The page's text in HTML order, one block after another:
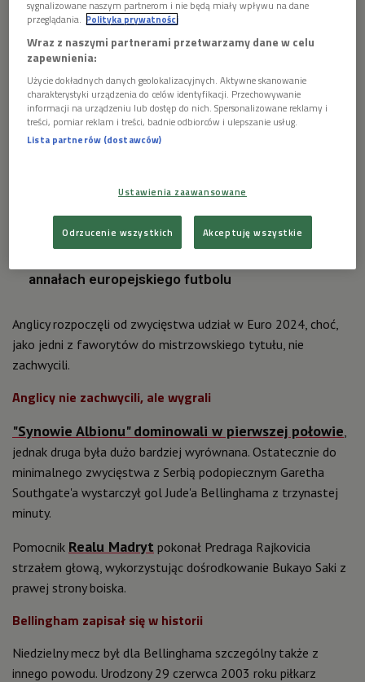
Jude Bellingham cieszy się z gola
zdobytego w meczu Anglii z Serbią
Foto:
PAP/EPA/CHRISTOPHER
Europy od wygranej, choć do zachwytów nad grą
"Synów Albionu" daleko
Powody do radości ma natomiast Jude
annałach europejskiego futbolu
Anglicy rozpoczęli od zwycięstwa udział w Euro 2024, choć,
jako jedni z faworytów do mistrzowskiego tytułu, nie
zachwycili.
Anglicy nie zachwycili, ale wygrali
"Synowie Albionu" dominowali w pierwszej połowie
jednak druga była dużo bardziej wyrównana. Ostatecznie do
minimalnego zwycięstwa z Serbią podopiecznym Garetha
Southgate'a wystarczył gol Jude'a Bellinghama z trzynastej
minuty.
Pomocnik Realu Madryt pokonał Predraga Rajkovicia
strzałem głową, wykorzystując dośrodkowanie Bukayo Saki z
prawej strony boiska.
Bellingham zapisał się w historii
Niedzielny mecz był dla Bellinghama szczególny także z
innego powodu. Urodzony 29 czerwca 2003 roku piłkarz
sygnalizowane naszym partnerom i nie będą miały wpływu na dane
przeglądania. Polityka prywatności
Wraz z naszymi partnerami przetwarzamy dane w celu
zapewnienia:
Użycie dokładnych danych geolokalizacyjnych. Aktywne skanowanie
charakterystyki urządzenia do celów identyfikacji. Przechowywanie
informacji na urządzeniu lub dostęp do nich. Spersonalizowane reklamy i
treści, pomiar reklam i treści, badnie odbiorców i ulepszanie usług.
Lista partnerów (dostawców)
Ustawienia zaawansowane
Odrzucenie wszystkich Akceptuję wszystkie